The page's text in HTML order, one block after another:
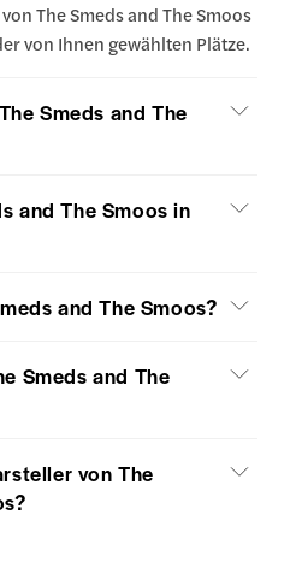
The Smeds and The Smoos
von Ihnen gewählten Plätze.
Smeds and The
and The Smoos in
and The Smoos?
Smeds and The
von The